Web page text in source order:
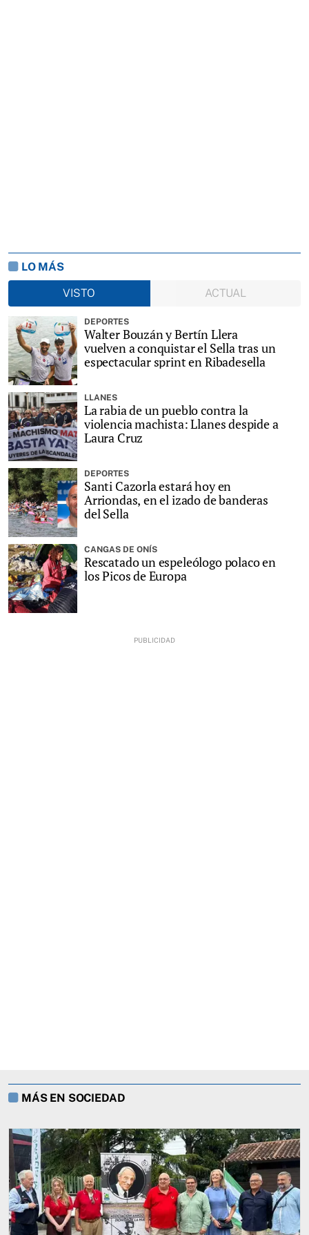
LO MÁS
VISTO
ACTUAL
DEPORTES
Walter Bouzán y Bertín Llera
vuelven a conquistar el Sella tras un
espectacular sprint en Ribadesella
LLANES
La rabia de un pueblo contra la
violencia machista: Llanes despide a
Laura Cruz
DEPORTES
Santi Cazorla estará hoy en
Arriondas, en el izado de banderas
del Sella
CANGAS DE ONÍS
Rescatado un espeleólogo polaco en
los Picos de Europa
MÁS EN SOCIEDAD